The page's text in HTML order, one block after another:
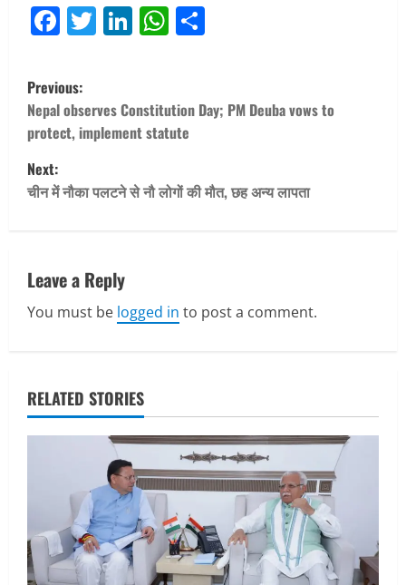
Facebook
Twitter
LinkedIn
WhatsApp
P
o
s
t
a
v
g
a
o
n
Previous:
Nepal observes Constitution Day; PM Deuba vows to
protect, implement statute
Next:
चीन में नौका पलटने से नौ लोगों की मौत, छह अन्य लापता
Leave a Reply
You must be logged in to post a comment.
RELATED STORIES